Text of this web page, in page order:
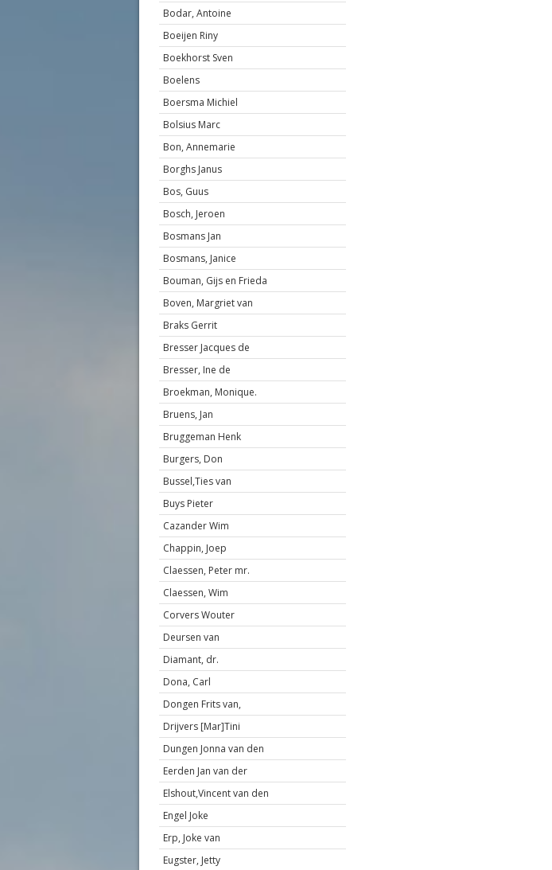
Bodar, Antoine
Boeijen Riny
Boekhorst Sven
Boelens
Boersma Michiel
Bolsius Marc
Bon, Annemarie
Borghs Janus
Bos, Guus
Bosch, Jeroen
Bosmans Jan
Bosmans, Janice
Bouman, Gijs en Frieda
Boven, Margriet van
Braks Gerrit
Bresser Jacques de
Bresser, Ine de
Broekman, Monique.
Bruens, Jan
Bruggeman Henk
Burgers, Don
Bussel,Ties van
Buys Pieter
Cazander Wim
Chappin, Joep
Claessen, Peter mr.
Claessen, Wim
Corvers Wouter
Deursen van
Diamant, dr.
Dona, Carl
Dongen Frits van,
Drijvers [Mar]Tini
Dungen Jonna van den
Eerden Jan van der
Elshout,Vincent van den
Engel Joke
Erp, Joke van
Eugster, Jetty